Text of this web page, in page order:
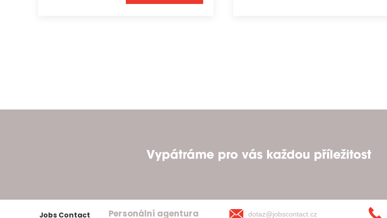
Jobs Contact Personální agentura dotaz@jobscontact.cz